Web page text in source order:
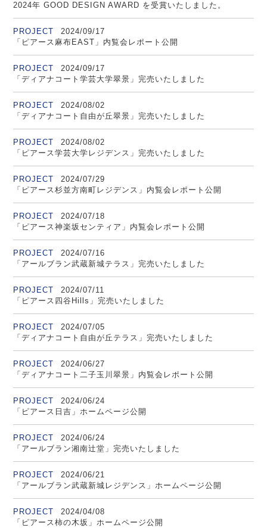
2024年 GOOD DESIGN AWARD を受賞いたしました。
PROJECT
2024/09/17
「ピアース麻布EAST」内覧会レポート公開
PROJECT
2024/09/17
「ディアナコート学芸大学翠景」完売いたしました
PROJECT
2024/08/02
「ディアナコート自由が丘翠景」完売いたしました
PROJECT
2024/08/02
「ピアース学芸大学レジデンス」完売いたしました
PROJECT
2024/07/29
「ピアース杉並方南町レジデンス」内覧会レポート公開
PROJECT
2024/07/18
「ピアース神楽坂センティア」内覧会レポート公開
PROJECT
2024/07/16
「アールブラン武蔵新城テラス」完売いたしました
PROJECT
2024/07/11
「ピアース四谷Hills」完売いたしました
PROJECT
2024/07/05
「ディアナコート自由が丘テラス」完売いたしました
PROJECT
2024/06/27
「ディアナコート二子玉川翠景」内覧会レポート公開
PROJECT
2024/06/24
「ピアース日吉」ホームページ公開
PROJECT
2024/06/24
「アールブラン湘南辻堂」完売いたしました
PROJECT
2024/06/21
「アールブラン武蔵新城レジデンス」ホームページ公開
PROJECT
2024/04/08
「ピアース柿の木坂」ホームページ公開